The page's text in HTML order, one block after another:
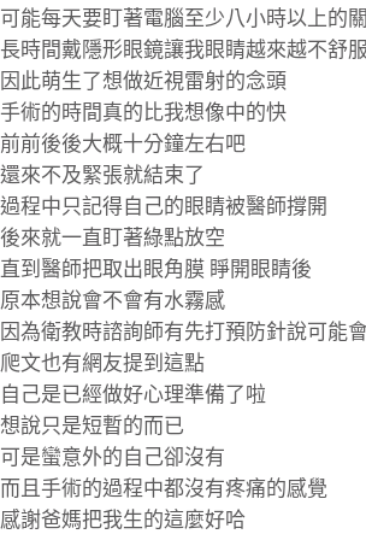
可能每天要盯著電腦至少八小時以上的
長時間戴隱形眼鏡讓我眼睛越來越不舒服
因此萌生了想做近視雷射的念頭
手術的時間真的比我想像中的快
前前後後大概十分鐘左右吧
還來不及緊張就結束了
過程中只記得自己的眼睛被醫師撐開
後來就一直盯著綠點放空
直到醫師把取出眼角膜 睜開眼睛後
原本想說會不會有水霧感
因為衛教時諮詢師有先打預防針說可能
爬文也有網友提到這點
自己是已經做好心理準備了啦
想說只是短暫的而已
可是蠻意外的自己卻沒有
而且手術的過程中都沒有疼痛的感覺
感謝爸媽把我生的這麼好哈